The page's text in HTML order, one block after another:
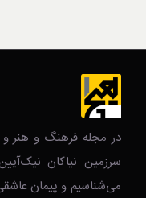
در مجله فرهنگ و هنر
سرزمین نیاکان
می‌شناسیم و پیمان